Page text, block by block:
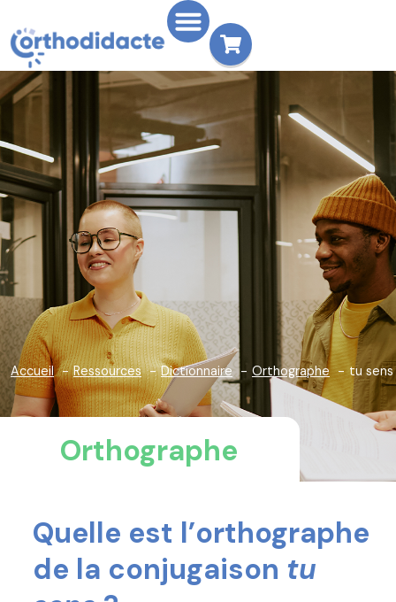
Accueil Ressources Dictionnaire Orthographe tu sens
Orthographe
Quelle est l’orthographe
de la conjugaison tu